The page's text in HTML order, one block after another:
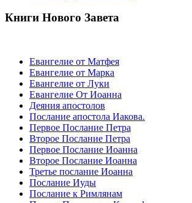
Книги Нового Завета
Евангелие от Матфея
Евангелие от Марка
Евангелие от Луки
Евангелие От Иоанна
Деяния апостолов
Послание апостола Иакова.
Первое Послание Петра
Второе Послание Петра
Первое Послание Иоанна
Второе Послание Иоанна
Третье послание Иоанна
Послание Иуды
Послание к Римлянам